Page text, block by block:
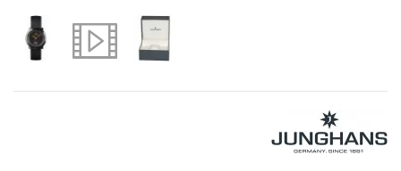
Video anschauen